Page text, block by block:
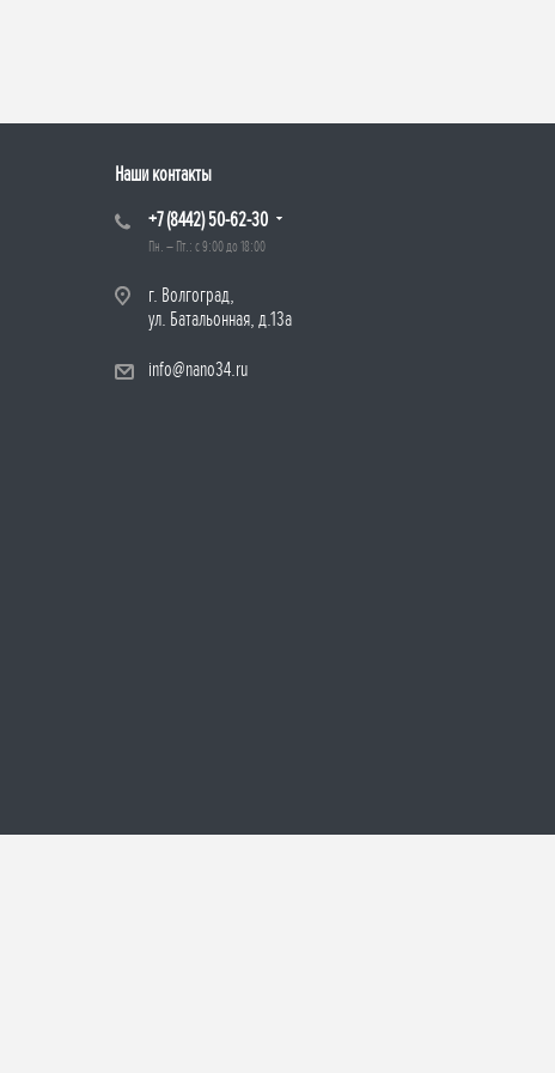
Наши контакты
+7 (8442) 50-62-30
Пн. – Пт.: с 9:00 до 18:00
г. Волгоград,
ул. Батальонная, д.13а
info@nano34.ru